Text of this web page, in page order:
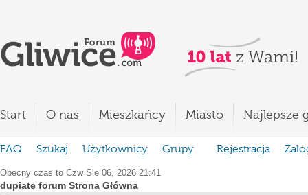
Start O nas Mieszkańcy Miasto Najlepsze
FAQ Szukaj Użytkownicy Grupy Rejestracja
Obecny czas to Czw Sie 06, 2026 21:41
dupiate forum Strona Główna